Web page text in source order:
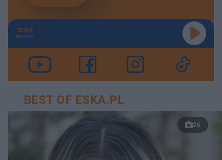
TERAZ
GRAMY
BEST OF ESKA.PL
26